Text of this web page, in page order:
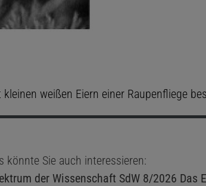
weißen Eiern einer Raupenfliege
könnte Sie auch interessieren:
der Wissenschaft SdW 8/2026 Das